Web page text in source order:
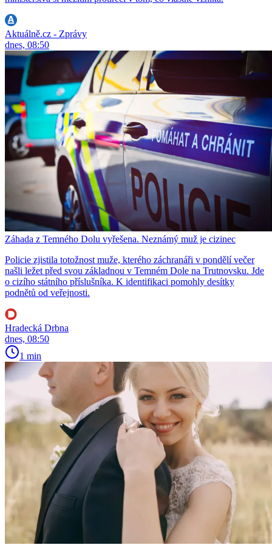
Aktuálně.cz - Zprávy
dnes, 08:50
Záhada z Temného Dolu vyřešena. Neznámý muž je cizinec
Policie zjistila totožnost muže, kterého záchranáři v pondělí večer
našli ležet před svou základnou v Temném Dole na Trutnovsku. Jde
o cizího státního příslušníka. K identifikaci pomohly desítky
podnětů od veřejnosti.
Hradecká Drbna
dnes, 08:50
1 min